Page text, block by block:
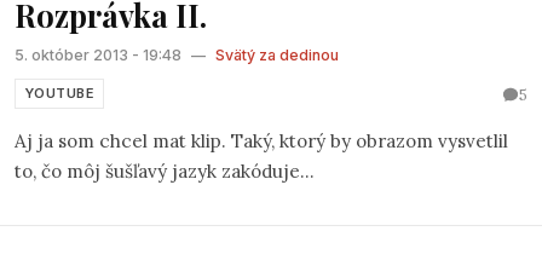
Rozprávka II.
5. október 2013 - 19:48 — Svätý za dedinou
YOUTUBE 5
Aj ja som chcel mat klip. Taký, ktorý by obrazom vysvetlil
to, čo môj šušľavý jazyk zakóduje...